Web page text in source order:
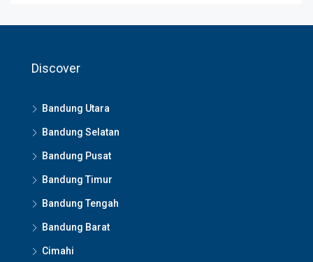
Discover
Bandung Utara
Bandung Selatan
Bandung Pusat
Bandung Timur
Bandung Tengah
Bandung Barat
Cimahi